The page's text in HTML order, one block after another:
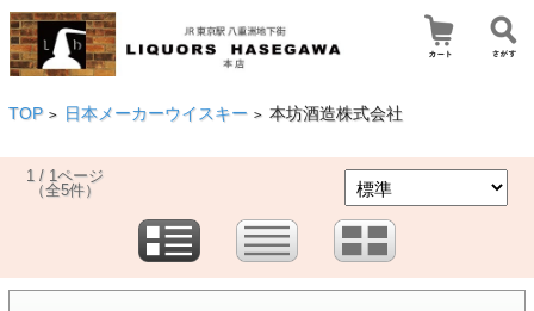
TOP > 日本メーカーウイスキー > 本坊酒造株式会社
1 / 1ページ
（全5件）